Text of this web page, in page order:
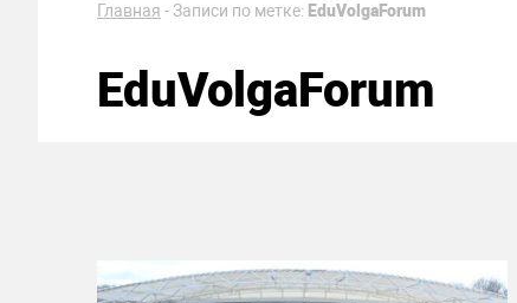
Главная -Записи по метке: EduVolgaForum
EduVolgaForum